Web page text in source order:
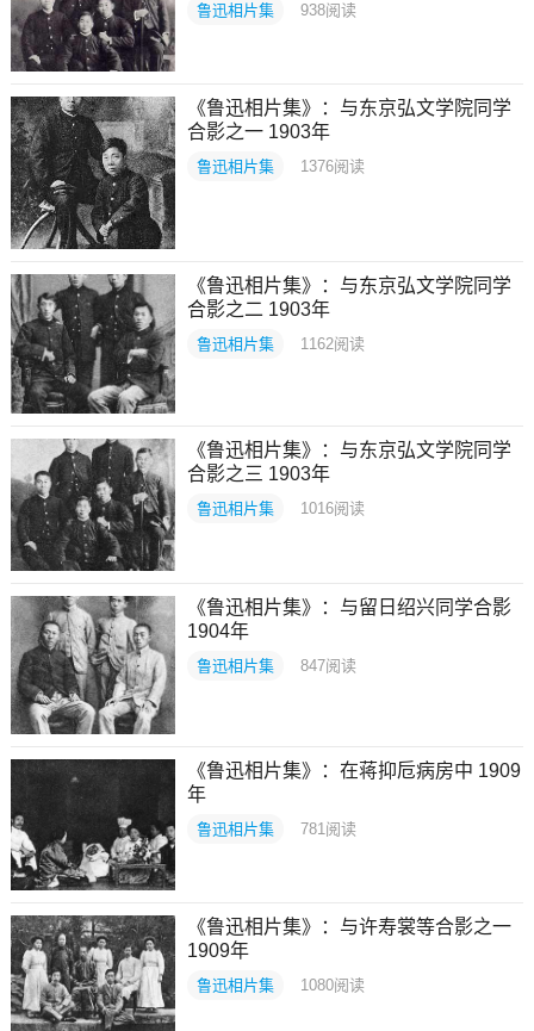
鲁迅相片集 938阅读
《鲁迅相片集》：与东京弘文学院同学
合影之一 1903年
鲁迅相片集 1376阅读
《鲁迅相片集》：与东京弘文学院同学
合影之二 1903年
鲁迅相片集 1162阅读
《鲁迅相片集》：与东京弘文学院同学
合影之三 1903年
鲁迅相片集 1016阅读
《鲁迅相片集》：与留日绍兴同学合影
1904年
鲁迅相片集 847阅读
《鲁迅相片集》：在蒋抑卮病房中 1909
年
鲁迅相片集 781 阅读
《鲁迅相片集》：与许寿裳等合影之一
1909年
鲁迅相片集 1080阅读